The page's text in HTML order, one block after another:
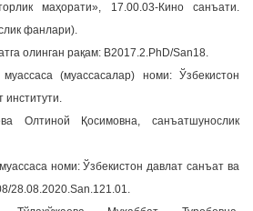
маҳорати», 17.00.03-Кино санъати.
фанлари).
олинган рақам: B2017.2.PhD/San18.
(муассасалар) номи: Ўзбекистон
институти.
Олтиной Қосимовна, санъатшунослик
номи: Ўзбекистон давлат санъат ва
28.08.2020.San.121.01.